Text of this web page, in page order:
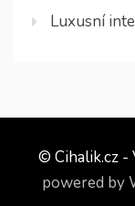
Luxusní
© Cihalik.cz -
powered by